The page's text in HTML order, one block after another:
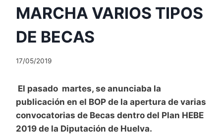
MARCHA VARIOS TIPOS
DE BECAS
17/05/2019
El pasado martes, se anunciaba la
publicación en el BOP de la apertura de varias
convocatorias de Becas dentro del Plan HEBE
2019 de la Diputación de Huelva.